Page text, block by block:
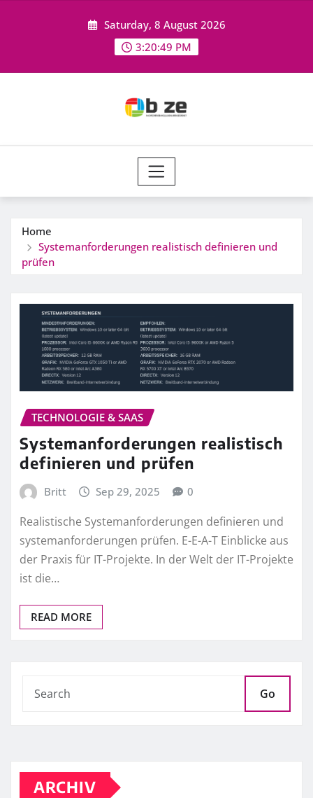
Saturday, 8 August 2026
3:20:49 PM
Home
Systemanforderungen realistisch definieren und
prüfen
TECHNOLOGIE & SAAS
Systemanforderungen realistisch
definieren und prüfen
Britt Sep 29, 2025 0
Realistische Systemanforderungen definieren und
systemanforderungen prüfen. E-E-A-T Einblicke aus
der Praxis für IT-Projekte. In der Welt der IT-Projekte
ist die…
READ MORE
Go
ARCHIV